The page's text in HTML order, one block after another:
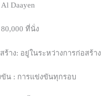
Daayen
ที่นั่ง
ร้าง: อยู่ในระหว่างการก่อสร้าง
น : การแข่งขันทุกรอบ